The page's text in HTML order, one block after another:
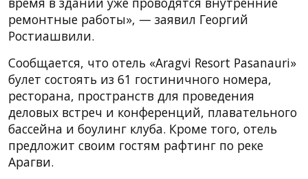
ремонтные работы», — заявил Георгий
Ростиашвили.
Сообщается, что отель «Aragvi Resort Pasanauri»
булет состоять из 61 гостиничного номера,
ресторана, пространств для проведения
деловых встреч и конференций, плавательного
бассейна и боулинг клуба. Кроме того, отель
предложит своим гостям рафтинг по реке
Арагви.